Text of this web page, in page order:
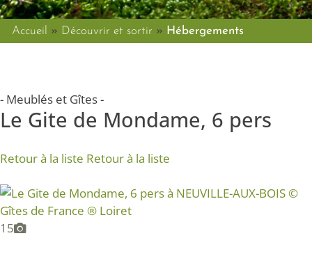
Accueil » Découvrir et sortir » Hébergements
- Meublés et Gîtes -
Le Gite de Mondame, 6 pers
Retour à la liste Retour à la liste
15